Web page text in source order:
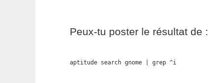
Peux-tu poster le résultat de :
aptitude search gnome | grep ^i